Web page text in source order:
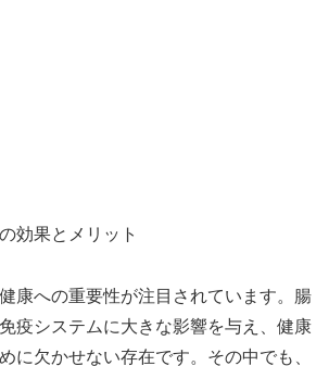
効果とメリット
康への重要性が注目されています。腸
疫システムに大きな影響を与え、健康
に欠かせない存在です。その中でも、